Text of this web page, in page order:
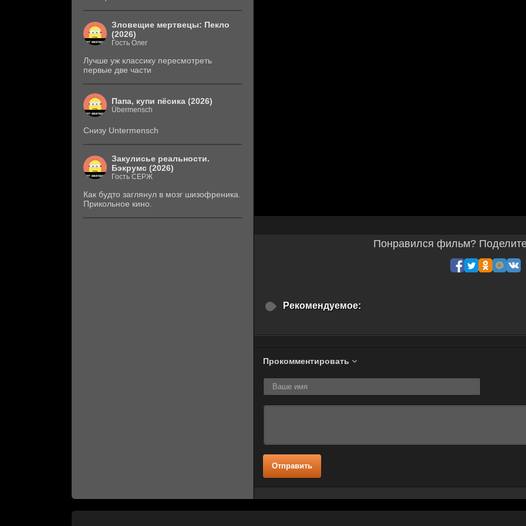
Понравился фильм?
Рекомендуемое:
Прокомментировать
Отправить
Зловещие мертвецы: Пекло
(2026)
Гость Олег
Лучше уж классику пересмотреть
первые две части
Папа, купи пёсика (2026)
Übermensch
Снизу Untermensch
Закулисье реальности.
Бэкрумс (2026)
Гость СЕРЖ
Как будто заглянул в мозг шизофреника.
Прикольное кино.